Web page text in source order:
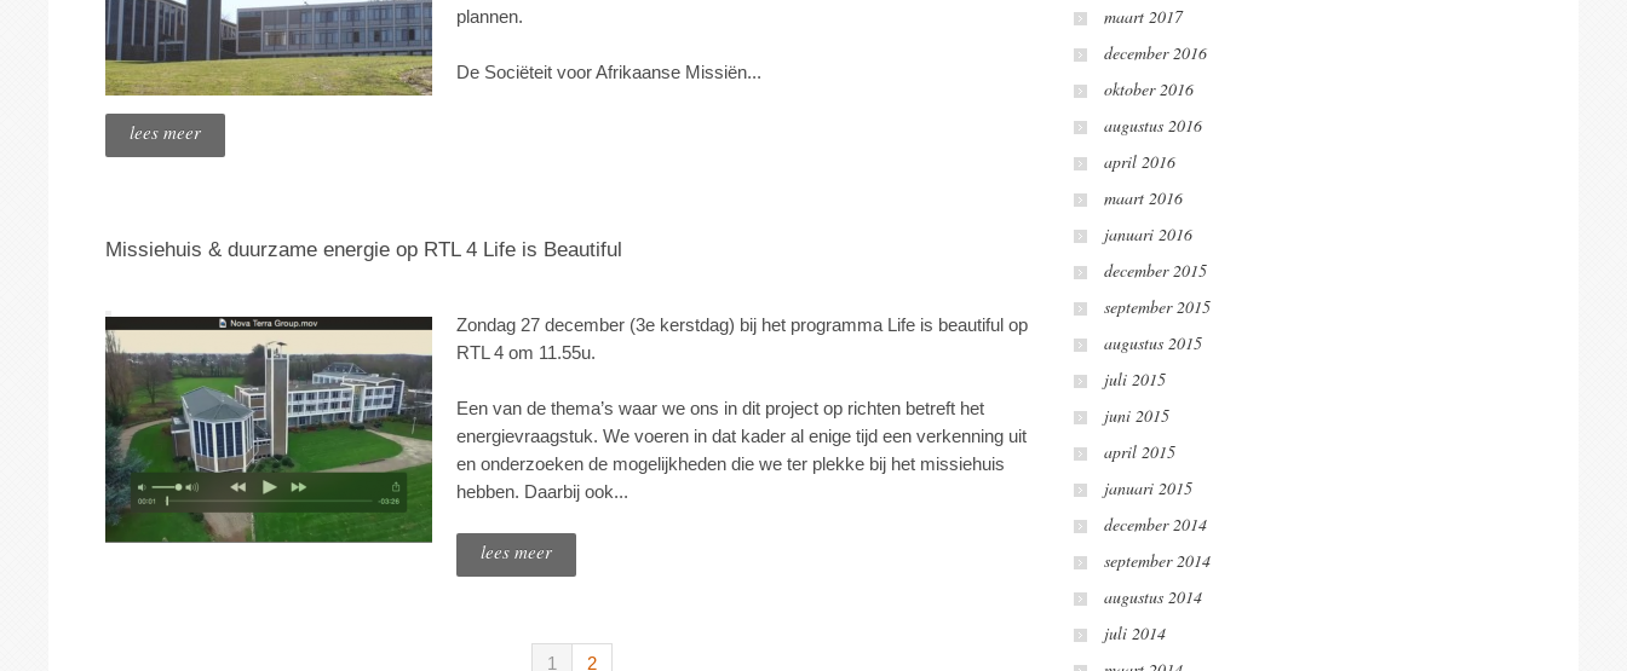
plannen.
De Sociëteit voor Afrikaanse Missiën...
lees meer
Missiehuis & duurzame energie op RTL 4 Life is Beautiful
Zondag 27 december (3e kerstdag) bij het programma Life is beautiful op
RTL 4 om 11.55u.
Een van de thema’s waar we ons in dit project op richten betreft het
energievraagstuk. We voeren in dat kader al enige tijd een verkenning uit
en onderzoeken de mogelijkheden die we ter plekke bij het missiehuis
hebben. Daarbij ook...
lees meer
1 2
maart 2017
december 2016
oktober 2016
augustus 2016
april 2016
maart 2016
januari 2016
december 2015
september 2015
augustus 2015
juli 2015
juni 2015
april 2015
januari 2015
december 2014
september 2014
augustus 2014
juli 2014